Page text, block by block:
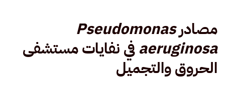
مصادرPseudomonas
aeruginosa في نفايات مستشفى
الحروق والتجميل